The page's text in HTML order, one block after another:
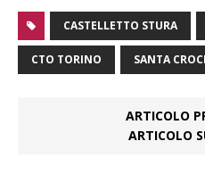
CASTELLETTO STURA
CTO TORINO SANTA
ARTICOLO
ARTICOLO